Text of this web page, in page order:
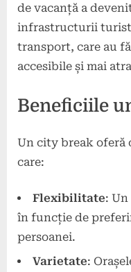
de vacanță a
infrastructurii
transport, care au
accesibile și mai
Beneficiile
Un city break oferă
care:
Flexibilitate:
în funcție de
persoanei.
Varietate: